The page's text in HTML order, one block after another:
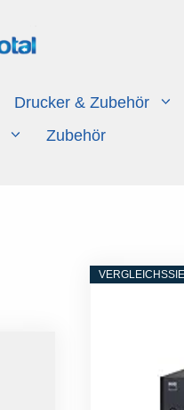
Drucker & Zubehör
Zubehör